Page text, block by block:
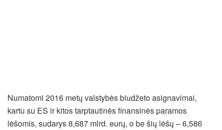
Numatomi 2016 metų valstybės biudžeto asignavimai,
kartu su ES ir kitos tarptautinės finansinės paramos
lėšomis, sudarys 8,687 mlrd. eurų, o be šių lėšų – 6,586